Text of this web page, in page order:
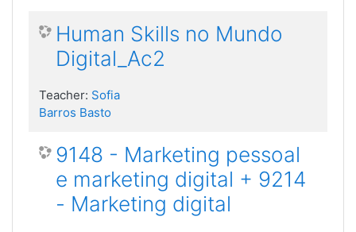
Human Skills no Mundo
Digital_Ac2
Teacher: Sofia
Barros Basto
9148 - Marketing pessoal
e marketing digital + 9214
- Marketing digital